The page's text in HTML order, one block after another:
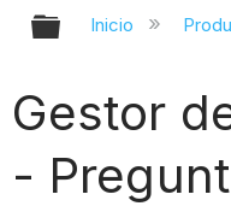
Expandir/
Inicio
Gestor
-